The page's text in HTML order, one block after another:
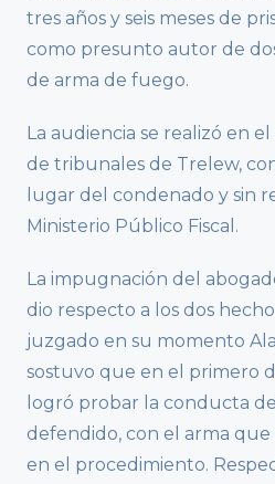
tres años y seis meses de
como presunto autor de
de arma de fuego.
La audiencia se realizó en
de tribunales de Trelew,
lugar del condenado y sin
Ministerio Público Fiscal.
La impugnación del
dio respecto a los dos
juzgado en su momento
sostuvo que en el primero
logró probar la conducta
defendido, con el arma que
en el procedimiento.